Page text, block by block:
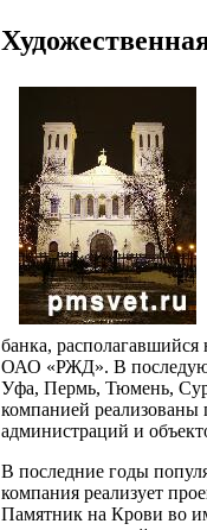
банка,
ОАО «РЖД». В
Уфа, Пермь, Тюмень,
компанией реализованы
администраций и
В последние годы
компания реализует
Памятник на Крови во